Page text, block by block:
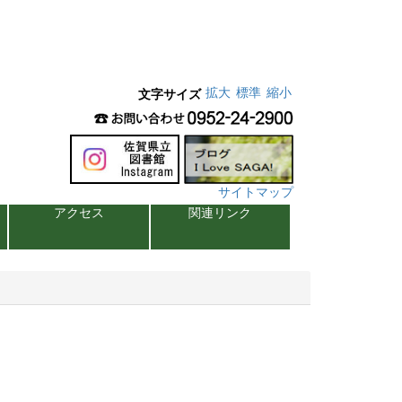
文字サイズ 拡大 標準 縮小
サイトマップ
アクセス
関連リンク